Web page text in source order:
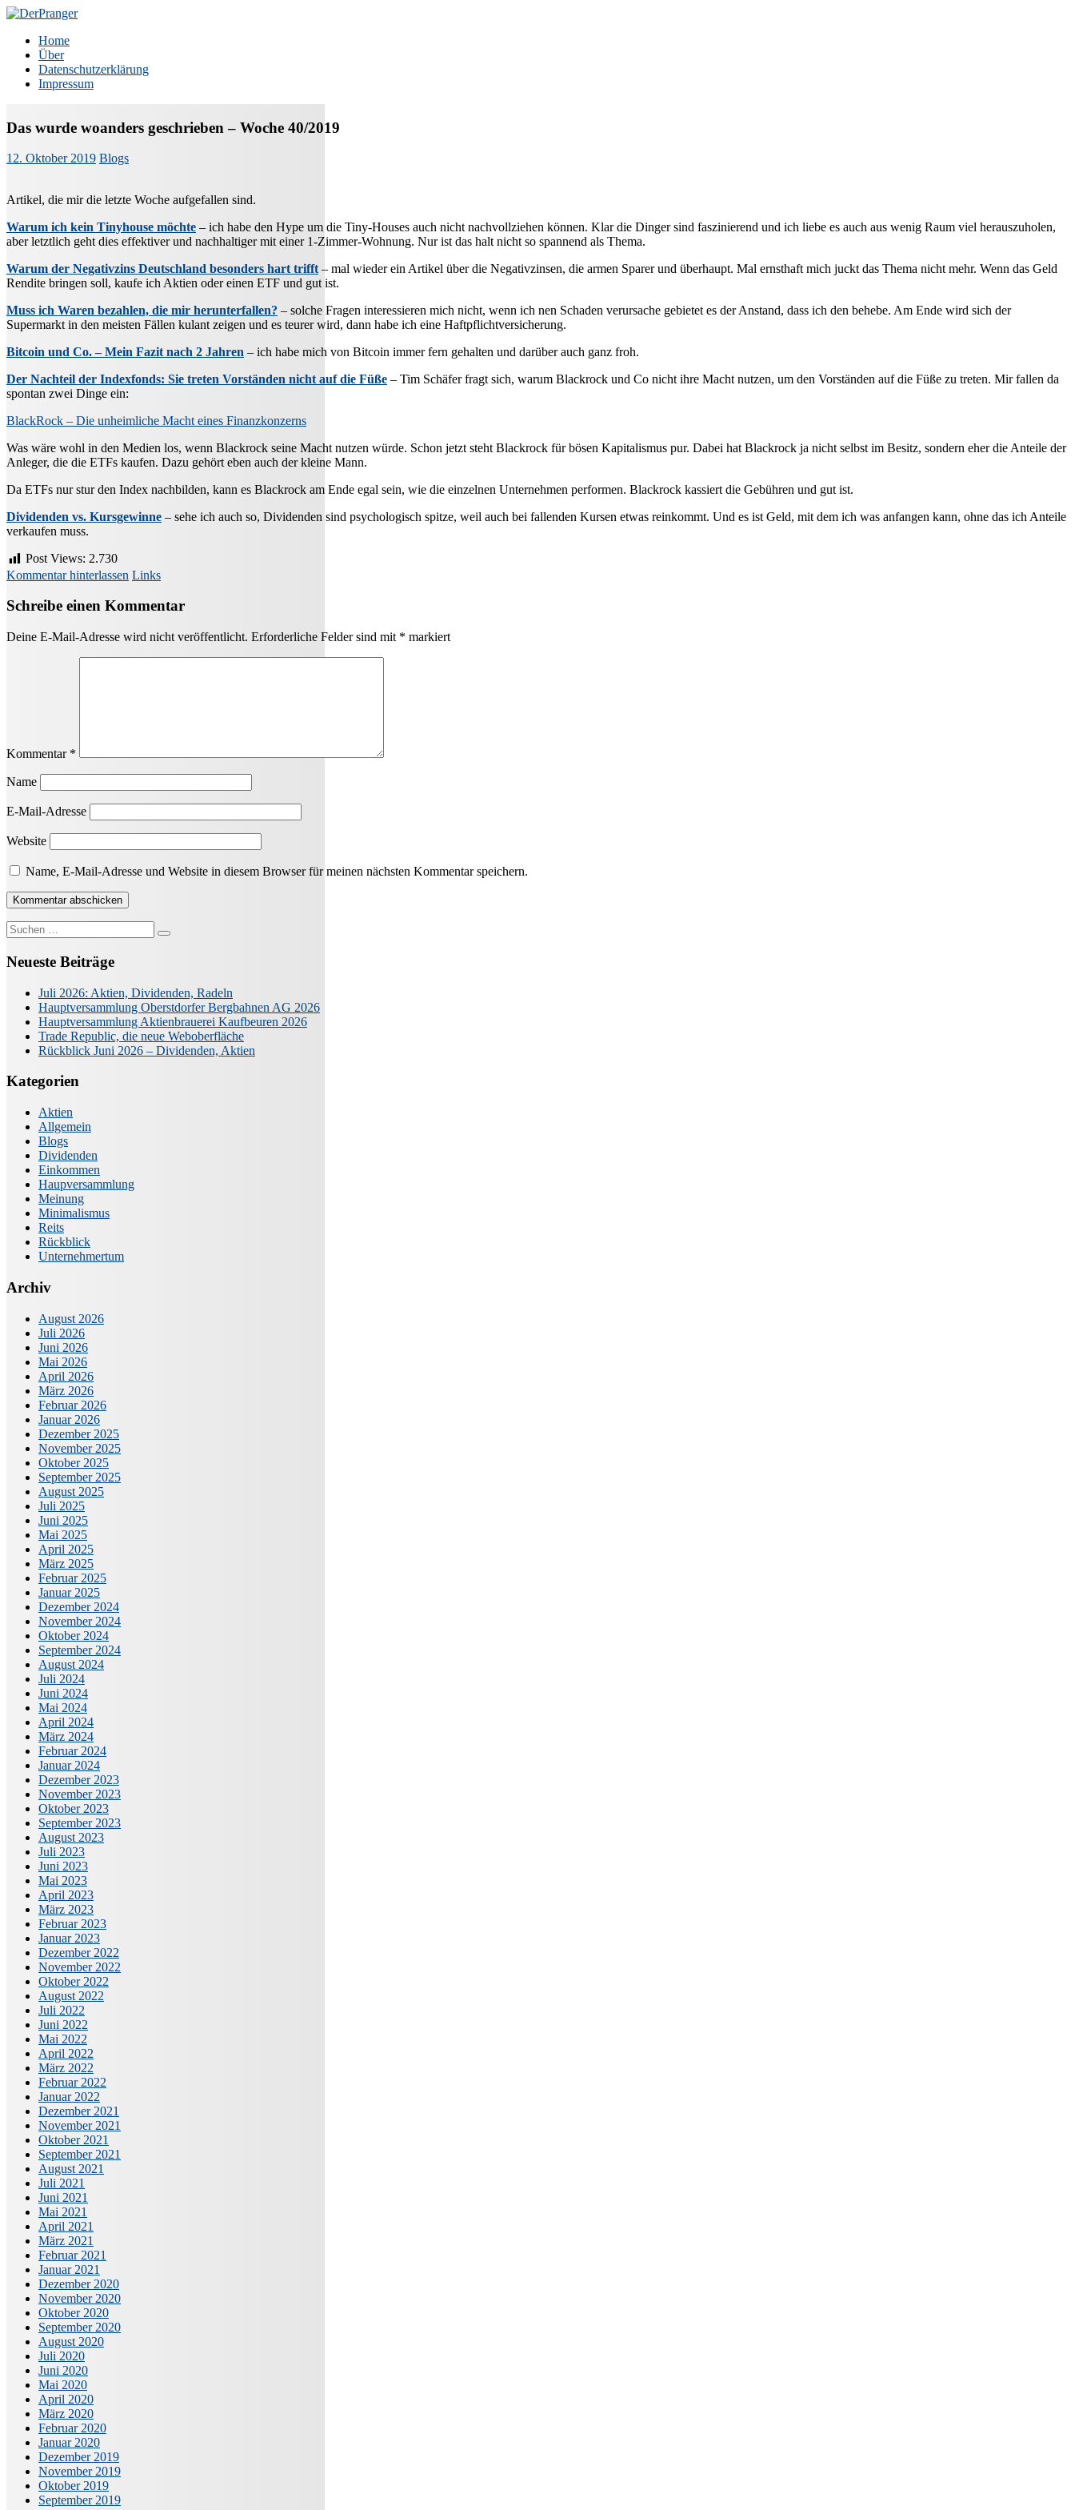
Zum
springen
DerPranger
Finanzen, Freiheit, Prangerei
Home
Über
Datenschutzerklärung
Impressum
Das wurde woanders geschrieben – Woche 40/2019
12. Oktober 2019 Blogs
Artikel, die mir die letzte Woche aufgefallen sind.
Warum ich kein Tinyhouse möchte – ich habe den Hype um die Tiny-Houses auch nicht nachvollziehen können. Klar die Dinger sind faszinierend und ich liebe es auch aus wenig Raum viel herauszuholen,
aber letztlich geht dies effektiver und nachhaltiger mit einer 1-Zimmer-Wohnung. Nur ist das halt nicht so spannend als Thema.
Warum der Negativzins Deutschland besonders hart trifft– mal wieder ein Artikel über die Negativzinsen, die armen Sparer und überhaupt. Mal ernsthaft mich juckt das Thema nicht mehr. Wenn das Geld
Rendite bringen soll, kaufe ich Aktien oder einen ETF und gut ist.
Muss ich Waren bezahlen, die mir herunterfallen? – solche Fragen interessieren mich nicht, wenn ich nen Schaden verursache gebietet es der Anstand, dass ich den behebe. Am Ende wird sich der
Supermarkt in den meisten Fällen kulant zeigen und es teurer wird, dann habe ich eine Haftpflichtversicherung.
Bitcoin und Co. – Mein Fazit nach 2 Jahren – ich habe mich von Bitcoin immer fern gehalten und darüber auch ganz froh.
Der Nachteil der Indexfonds: Sie treten Vorständen nicht auf die Füße – Tim Schäfer fragt sich, warum Blackrock und Co nicht ihre Macht nutzen, um den Vorständen auf die Füße zu treten. Mir fallen da
spontan zwei Dinge ein:
BlackRock – Die unheimliche Macht eines Finanzkonzerns
Was wäre wohl in den Medien los, wenn Blackrock seine Macht nutzen würde. Schon jetzt steht Blackrock für bösen Kapitalismus pur. Dabei hat Blackrock ja nicht selbst im Besitz, sondern eher die Anteile der
Anleger, die die ETFs kaufen. Dazu gehört eben auch der kleine Mann.
Da ETFs nur stur den Index nachbilden, kann es Blackrock am Ende egal sein, wie die einzelnen Unternehmen performen. Blackrock kassiert die Gebühren und gut ist.
Dividenden vs. Kursgewinne – sehe ich auch so, Dividenden sind psychologisch spitze, weil auch bei fallenden Kursen etwas reinkommt. Und es ist Geld, mit dem ich was anfangen kann, ohne das ich Anteile
verkaufen muss.
Post Views: 2.730
Kommentar hinterlassen Links
Schreibe einen Kommentar
Deine E-Mail-Adresse wird nicht veröffentlicht. Erforderliche Felder sind mit * markiert
Kommentar *
Name
E-Mail-Adresse
Website
Name, E-Mail-Adresse und Website in diesem Browser für meinen nächsten Kommentar speichern.
Suche
nach:
Neueste Beiträge
Juli 2026: Aktien, Dividenden, Radeln
Hauptversammlung Oberstdorfer Bergbahnen AG 2026
Hauptversammlung Aktienbrauerei Kaufbeuren 2026
Trade Republic, die neue Weboberfläche
Rückblick Juni 2026 – Dividenden, Aktien
Kategorien
Aktien
Allgemein
Blogs
Dividenden
Einkommen
Haupversammlung
Meinung
Minimalismus
Reits
Rückblick
Unternehmertum
Archiv
August 2026
Juli 2026
Juni 2026
Mai 2026
April 2026
März 2026
Februar 2026
Januar 2026
Dezember 2025
November 2025
Oktober 2025
September 2025
August 2025
Juli 2025
Juni 2025
Mai 2025
April 2025
März 2025
Februar 2025
Januar 2025
Dezember 2024
November 2024
Oktober 2024
September 2024
August 2024
Juli 2024
Juni 2024
Mai 2024
April 2024
März 2024
Februar 2024
Januar 2024
Dezember 2023
November 2023
Oktober 2023
September 2023
August 2023
Juli 2023
Juni 2023
Mai 2023
April 2023
März 2023
Februar 2023
Januar 2023
Dezember 2022
November 2022
Oktober 2022
August 2022
Juli 2022
Juni 2022
Mai 2022
April 2022
März 2022
Februar 2022
Januar 2022
Dezember 2021
November 2021
Oktober 2021
September 2021
August 2021
Juli 2021
Juni 2021
Mai 2021
April 2021
März 2021
Februar 2021
Januar 2021
Dezember 2020
November 2020
Oktober 2020
September 2020
August 2020
Juli 2020
Juni 2020
Mai 2020
April 2020
März 2020
Februar 2020
Januar 2020
Dezember 2019
November 2019
Oktober 2019
September 2019